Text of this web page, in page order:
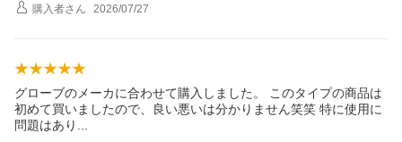
購入者さん 2026/07/27
グローブのメーカに合わせて購入しました。 このタイプの商品は
初めて買いましたので、良い悪いは分かりません笑笑 特に使用に
問題はあ り